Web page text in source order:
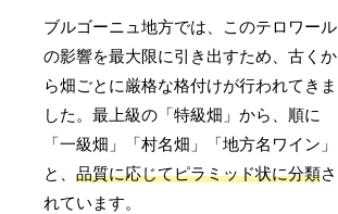
ブルゴーニュ地方では、このテロワール
の影響を最大限に引き出すため、古くか
ら畑ごとに厳格な格付けが行われてきま
した。最上級の「特級畑」から、順に
「一級畑」「村名畑」「地方名ワイン」
と、品質に応じてピラミッド状に分類さ
れています。